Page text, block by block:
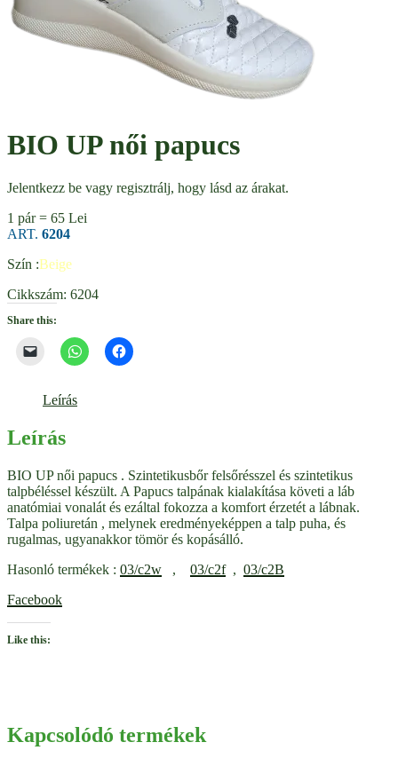
BIO UP női papucs
Jelentkezz be vagy regisztrálj, hogy lásd az árakat.
1 pár = 65 Lei
ART. 6204
Szín :Beige
Cikkszám: 6204
Share this:
Leírás
Leírás
BIO UP női papucs . Szintetikusbőr felsőrésszel és szintetikus
talpbéléssel készült. A Papucs talpának kialakítása követi a láb
anatómiai vonalát és ezáltal fokozza a komfort érzetét a lábnak.
Talpa poliuretán , melynek eredményeképpen a talp puha, és
rugalmas, ugyanakkor tömör és kopásálló.
Hasonló termékek : 03/c2w , 03/c2f, 03/c2B
Facebook
Like this:
Kapcsolódó termékek